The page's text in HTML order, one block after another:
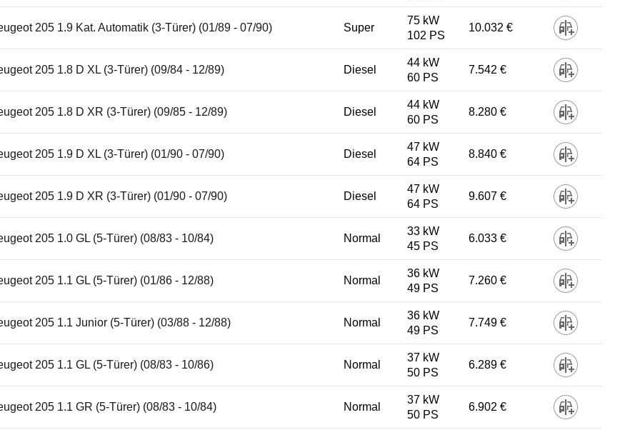
205 1.9 Kat. Automatik (3-Türer) (01/89 - 07/90) Super
75 kW
102 PS
10.032 €
205 1.8 D XL (3-Türer) (09/84 - 12/89) Diesel
44 kW
60 PS
7.542 €
205 1.8 D XR (3-Türer) (09/85 - 12/89) Diesel
44 kW
60 PS
8.280 €
205 1.9 D XL (3-Türer) (01/90 - 07/90) Diesel
47 kW
64 PS
8.840 €
205 1.9 D XR (3-Türer) (01/90 - 07/90) Diesel
47 kW
64 PS
9.607 €
205 1.0 GL (5-Türer) (08/83 - 10/84) Normal
33 kW
45 PS
6.033 €
205 1.1 GL (5-Türer) (01/86 - 12/88) Normal
36 kW
49 PS
7.260 €
205 1.1 Junior (5-Türer) (03/88 - 12/88) Normal
36 kW
49 PS
7.749 €
205 1.1 GL (5-Türer) (08/83 - 10/86) Normal
37 kW
50 PS
6.289 €
205 1.1 GR (5-Türer) (08/83 - 10/84) Normal
37 kW
50 PS
6.902 €